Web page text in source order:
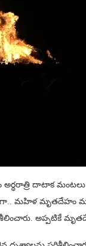
అర్ధరాత్రి దాటాక
చూడగా.. మహిళ
అప్పటికే